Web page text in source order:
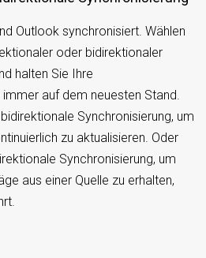
Outlook synchronisiert. Wählen
oder bidirektionaler
halten Sie Ihre
auf dem neuesten Stand.
Synchronisierung, um
zu aktualisieren. Oder
Synchronisierung, um
aus einer Quelle zu erhalten,